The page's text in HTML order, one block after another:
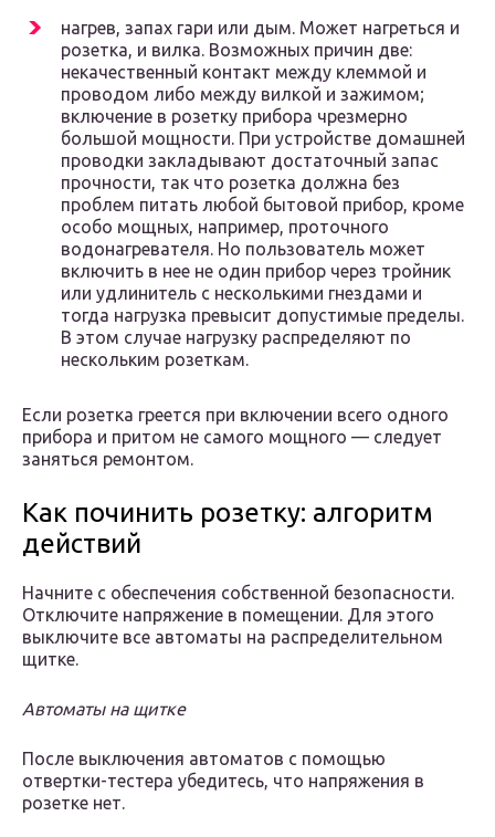
нагрев, запах гари или дым. Может нагреться и
розетка, и вилка. Возможных причин две:
некачественный контакт между клеммой и
проводом либо между вилкой и зажимом;
включение в розетку прибора чрезмерно
большой мощности. При устройстве домашней
проводки закладывают достаточный запас
прочности, так что розетка должна без
проблем питать любой бытовой прибор, кроме
особо мощных, например, проточного
водонагревателя. Но пользователь может
включить в нее не один прибор через тройник
или удлинитель с несколькими гнездами и
тогда нагрузка превысит допустимые пределы.
В этом случае нагрузку распределяют по
нескольким розеткам.
Если розетка греется при включении всего одного
прибора и притом не самого мощного — следует
заняться ремонтом.
Как починить розетку: алгоритм
действий
Начните с обеспечения собственной безопасности.
Отключите напряжение в помещении. Для этого
выключите все автоматы на распределительном
щитке.
Автоматы на щитке
После выключения автоматов с помощью
отвертки-тестера убедитесь, что напряжения в
розетке нет.